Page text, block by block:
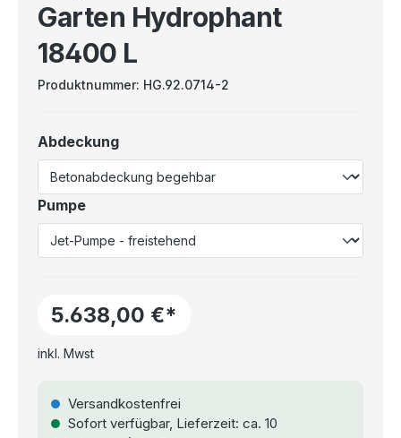
Garten Hydrophant
18400 L
Produktnummer: HG.92.0714-2
Abdeckung
Pumpe
5.638,00 €*
inkl. Mwst
Versandkostenfrei
Sofort verfügbar, Lieferzeit: ca. 10